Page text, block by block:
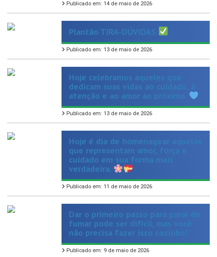
Publicado em: 14 de maio de 2026
Plantão TIRA-DÚVIDAS
Publicado em: 13 de maio de 2026
Hoje celebramos aqueles que
dedicam suas vidas ao cuidado, à
atenção e ao amor ao próximo.
Publicado em: 13 de maio de 2026
Hoje é dia de homenagear aquelas
que representam amor, força e
cuidado em sua forma mais
verdadeira.
Publicado em: 11 de maio de 2026
Dar o primeiro passo para parar de
fumar pode ser difícil, mas você
não precisa fazer isso sozinho!
Publicado em: 9 de maio de 2026